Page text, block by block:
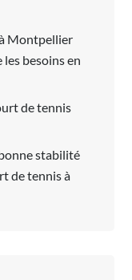
Montpellier
besoins en
de tennis
stabilité
de tennis à